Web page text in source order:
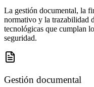
La gestión documental, la
normativo y la trazabilidad
tecnológicas que cumplan
seguridad.
Gestión documental